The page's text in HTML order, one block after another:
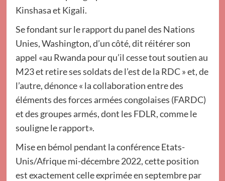
Kinshasa et Kigali.
Se fondant sur le rapport du panel des Nations
Unies, Washington, d’un côté, dit réitérer son
appel «au Rwanda pour qu’il cesse tout soutien au
M23 et retire ses soldats de l’est de la RDC » et, de
l’autre, dénonce « la collaboration entre des
éléments des forces armées congolaises (FARDC)
et des groupes armés, dont les FDLR, comme le
souligne le rapport».
Mise en bémol pendant la conférence Etats-
Unis/Afrique mi-décembre 2022, cette position
est exactement celle exprimée en septembre par